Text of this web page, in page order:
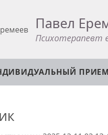
Павел
Психотерапевт
ПРИЕМ